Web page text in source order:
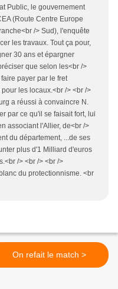
Public, le gouvernement
(Route Centre Europe
/> Sud), l'enquête
les travaux. Tout ça pour,
30 ans et épargner
que selon les<br />
payer par le fret
les locaux.<br /> <br />
a réussi à convaincre N.
par ce qu'il se faisait fort, lui
associant l'Allier, de<br />
du département, ...de ses
plus d'1 Milliard d'euros
/> <br /> <br />
du protectionnisme. <br
On refait le match >